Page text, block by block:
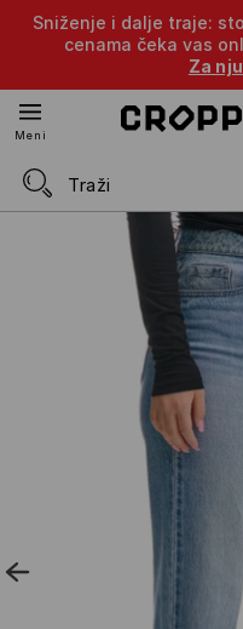
Sniženje i dalje traje:
cenama čeka vas
Za nju
Meni